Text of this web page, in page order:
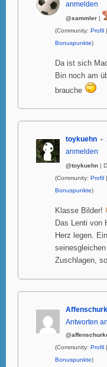
anmelden
@sammler |
(Community: Profil
Bonuspunkte)
Da ist sich
Bin noch am
brauche
toykuehn
anmelden
@toykuehn |
(Community: Profil
Bonuspunkte)
Klasse Bilder!
Das Lenti von
Herz legen.
Zuschlagen,
Antworten
(Community: Profil
Bonuspunkte)